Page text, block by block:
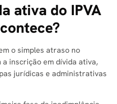
ativa do IPVA
o simples atraso no
inscrição em dívida ativa,
jurídicas e administrativas